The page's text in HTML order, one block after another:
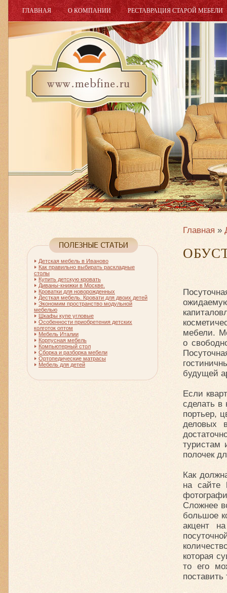
ГЛАВНАЯ О КОМПАНИИ РЕСТАВРАЦИЯ СТАРОЙ МЕБЕЛИ
Главная »
мебели.
о
будущей
Если
сделать в
портьер,
деловых
туристам
полочек
Как
на сайте
Сложнее
большое
акцент
которая
то его
Детская мебель в Иваново
Как правильно выбирать раскладные
столы
Купить детскую кровать
Диваны-книжки в Москве.
Кроватки для новорожденных
Десткая мебель. Кровати для двоих детей
Экономим пространство модульной
мебелью
Шкафы купе угловые
Особенности приобретения детских
колготок оптом
Мебель Италии
Корпусная мебель
Компьютерный стол
Сборка и разборка мебели
Ортопедические матрасы
Мебель для детей